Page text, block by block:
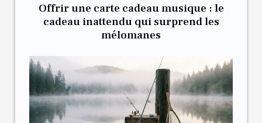
Offrir une carte cadeau musique : le
cadeau inattendu qui surprend les
mélomanes